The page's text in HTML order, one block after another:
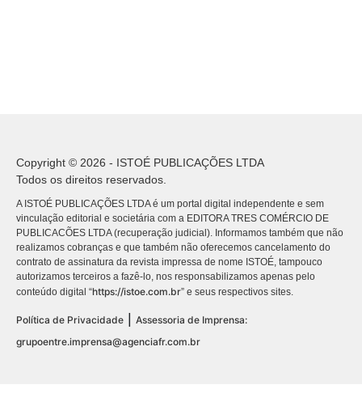
Copyright © 2026 - ISTOÉ PUBLICAÇÕES LTDA
Todos os direitos reservados.
A ISTOÉ PUBLICAÇÕES LTDA é um portal digital independente e sem
vinculação editorial e societária com a EDITORA TRES COMÉRCIO DE
PUBLICACÕES LTDA (recuperação judicial). Informamos também que não
realizamos cobranças e que também não oferecemos cancelamento do
contrato de assinatura da revista impressa de nome ISTOÉ, tampouco
autorizamos terceiros a fazê-lo, nos responsabilizamos apenas pelo
conteúdo digital “https://istoe.com.br” e seus respectivos sites.
Política de Privacidade
Assessoria de Imprensa:
grupoentre.imprensa@agenciafr.com.br